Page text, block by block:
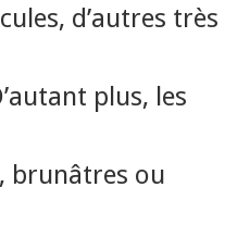
d’autres très
plus, les
brunâtres ou